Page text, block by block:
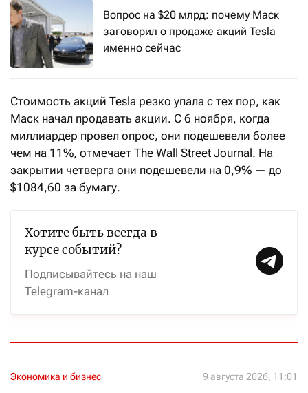
Вопрос на $20 млрд: почему Маск
заговорил о продаже акций Tesla
именно сейчас
Стоимость акций Tesla резко упала с тех пор, как
Маск начал продавать акции. C 6 ноября, когда
миллиардер провел опрос, они подешевели более
чем на 11%, отмечает The Wall Street Journal. На
закрытии четверга они подешевели на 0,9% — до
$1084,60 за бумагу.
Хотите быть всегда в
курсе событий?
Подписывайтесь на наш
Telegram-канал
Экономика и бизнес 9 августа 2026, 11:01